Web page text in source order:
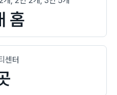
홈
센터